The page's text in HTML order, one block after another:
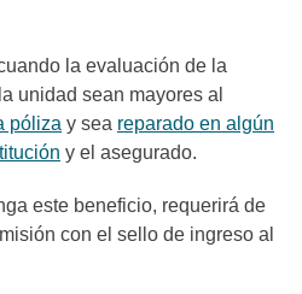
la evaluación de la
unidad sean mayores al
póliza y sea reparado en algún
y el asegurado.
este beneficio, requerirá de
con el sello de ingreso al